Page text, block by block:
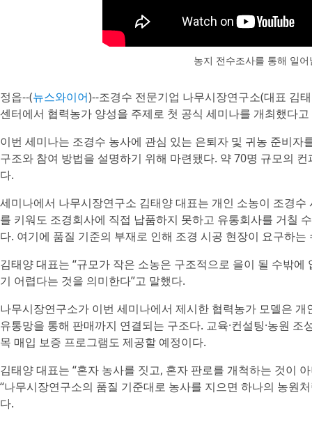
농지 전수조사를 통해 일
정읍--(뉴스와이어)--조경수 전문기업 나무시장연구소(대표 김
센터에서 협력농가 양성을 주제로 첫 공식 세미나를 개최했다
이번 세미나는 조경수 농사에 관심 있는 은퇴자 및 귀농 준비
구조와 참여 방법을 설명하기 위해 마련됐다. 약 70명 규모의
다.
세미나에서 나무시장연구소 김태양 대표는 개인 소농이 조경
를 키워도 조경회사에 직접 납품하지 못하고 유통회사를 거칠
다. 여기에 품질 기준의 부재로 인해 조경 시공 현장이 요구하
김태양 대표는 “규모가 작은 소농은 구조적으로 을이 될 수밖
기 어렵다는 것을 의미한다”고 말했다.
나무시장연구소가 이번 세미나에서 제시한 협력농가 모델은
유통망을 통해 판매까지 연결되는 구조다. 교육·컨설팅·농원
목 매입 보증 프로그램도 제공할 예정이다.
김태양 대표는 “혼자 농사를 짓고, 혼자 판로를 개척하는 것이
“나무시장연구소의 품질 기준대로 농사를 지으면 하나의 농원
다.